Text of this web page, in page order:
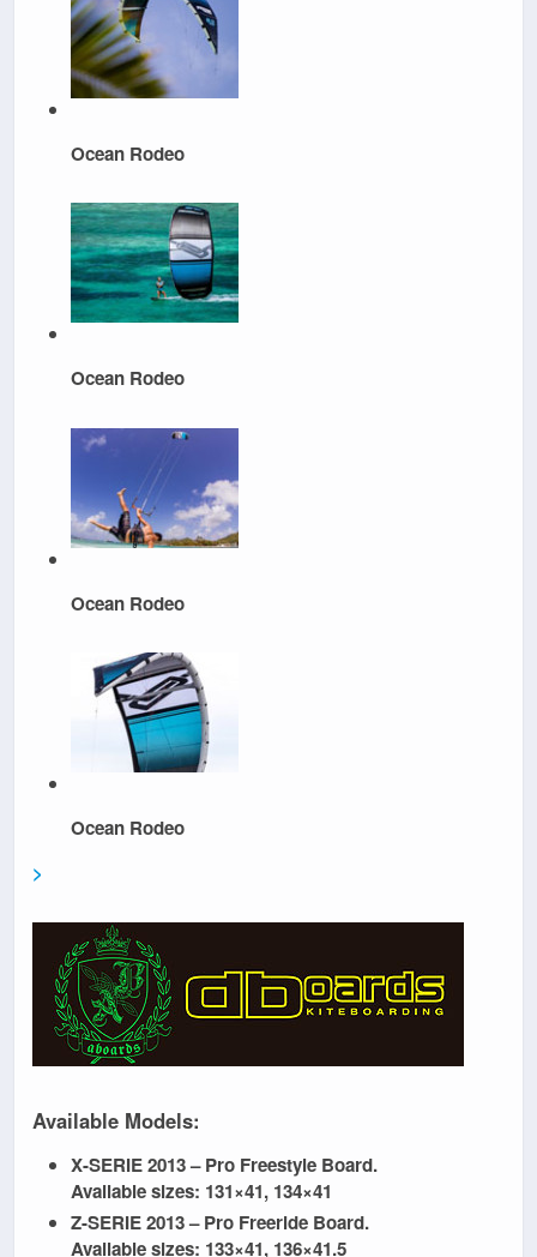
Ocean Rodeo
Ocean Rodeo
Ocean Rodeo
Ocean Rodeo
>
Available Models:
X-SERIE 2013– Pro Freestyle Board.
Available sizes: 131×41, 134×41
Z-SERIE 2013– Pro Freeride Board.
Available sizes: 133×41, 136×41.5